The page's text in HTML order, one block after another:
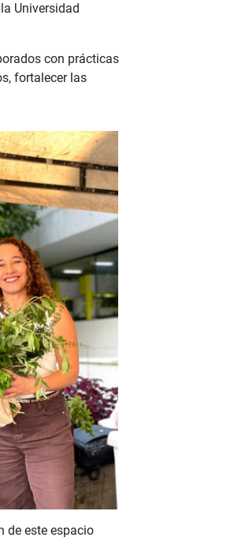
Universidad
con prácticas
fortalecer las
de este espacio